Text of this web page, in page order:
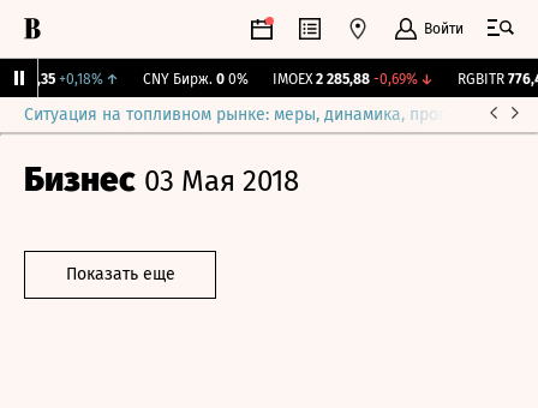
Войти
115,35 +0,18%↑ CNY Бирж. 0 0% IMOEX 2 285,88 -0,69%↓ RGBITR 776,42
Ситуация на топливном рынке: меры, динамика, прогнозы
Бизнес 03 Мая 2018
Показать еще